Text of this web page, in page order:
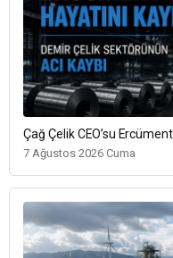
Çağ Çelik CEO’su
7 Ağustos 2026 Cuma